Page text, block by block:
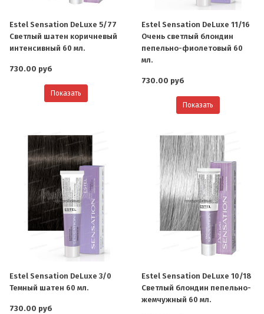
Estel Sensation DeLuxe 5/77
Светлый шатен коричневый
интенсивный 60 мл.
730.00 руб
Показать
Estel Sensation DeLuxe 11/16
Очень светлый блондин
пепельно-фиолетовый 60
мл.
730.00 руб
Показать
Estel Sensation DeLuxe 3/0
Темный шатен 60 мл.
730.00 руб
Estel Sensation DeLuxe 10/18
Светлый блондин пепельно-
жемчужный 60 мл.